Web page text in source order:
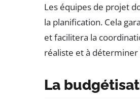
Les équipes de projet
la planification. Cela
et facilitera la
réaliste et à déterminer
La